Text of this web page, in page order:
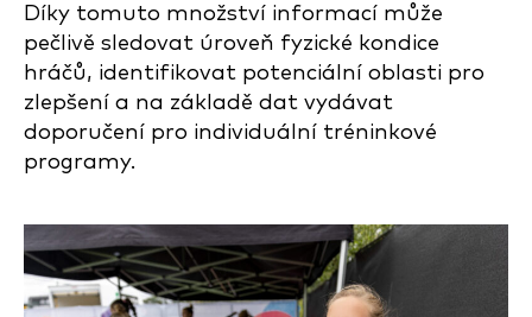
Díky tomuto množství informací může
pečlivě sledovat úroveň fyzické kondice
hráčů, identifikovat potenciální oblasti pro
zlepšení a na základě dat vydávat
doporučení pro individuální tréninkové
programy.